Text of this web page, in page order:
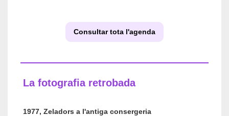
Consultar tota l'agenda
La fotografia retrobada
1977, Zeladors a l'antiga consergeria